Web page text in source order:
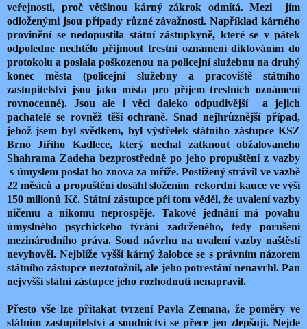
veřejnosti, proč většinou kárný zákrok odmítá. Mezi jím
odloženými jsou případy různé závažnosti. Například kárného
provinění se nedopustila státní zástupkyně, které se v pátek
odpoledne nechtělo přijmout trestní oznámení diktováním do
protokolu a poslala poškozenou na policejní služebnu na druhý
konec města (policejní služebny a pracoviště státního
zastupitelství jsou jako místa pro příjem trestních oznámení
rovnocenné). Jsou ale i věci daleko odpudivější a jejich
pachatelé se rovněž těší ochraně. Snad nejhrůznější případ,
jehož jsem byl svědkem, byl výstřelek státního zástupce KSZ
Brno Jiřího Kadlece, který nechal zatknout obžalovaného
Shahrama Zadeha bezprostředně po jeho propuštění z vazby
s úmyslem poslat ho znova za mříže. Postižený strávil ve vazbě
22 měsíců a propuštění dosáhl složením rekordní kauce ve výši
150 milionů Kč. Státní zástupce při tom věděl, že uvalení vazby
ničemu a nikomu neprospěje. Takové jednání má povahu
úmyslného psychického týrání zadrženého, tedy porušení
mezinárodního práva. Soud návrhu na uvalení vazby naštěstí
nevyhověl. Nejblíže vyšší kárný žalobce se s právním názorem
státního zástupce neztotožnil, ale jeho potrestání nenavrhl. Pan
nejvyšší státní zástupce jeho rozhodnutí nenapravil.
Přesto vše lze přitakat tvrzení Pavla Zemana, že poměry ve
státním zastupitelství a soudnictví se přece jen zlepšují. Nejde